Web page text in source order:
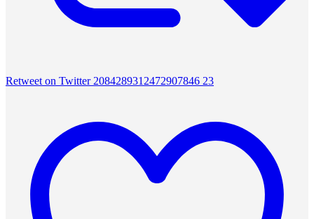
Retweet on Twitter 2084289312472907846 23